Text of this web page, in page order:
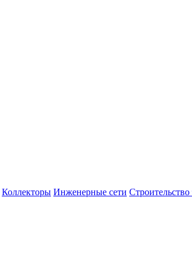
Коллекторы Инженерные сети Строительство